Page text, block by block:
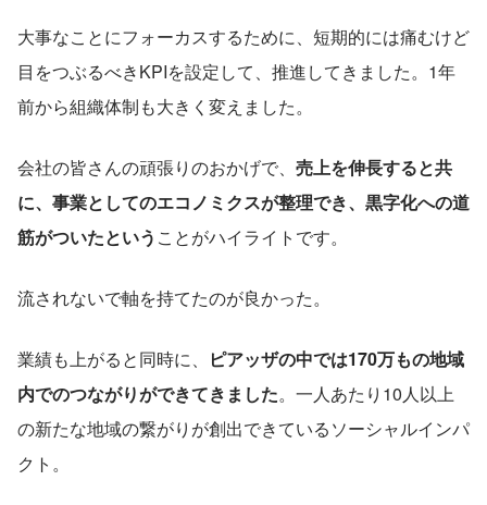
大事なことにフォーカスするために、短期的には痛むけど
目をつぶるべきKPIを設定して、推進してきました。1年
前から組織体制も大きく変えました。
会社の皆さんの頑張りのおかげで、 売上を伸長すると共
に、事業としてのエコノミクスが整理でき、黒字化への道
筋がついたという ことがハイライトです。
流されないで軸を持てたのが良かった。
業績も上がると同時に、
ピアッザの中では170万もの地域
内でのつながりができてきました。一人あたり10人以上
の新たな地域の繋がりが創出できているソーシャルインパ
クト。